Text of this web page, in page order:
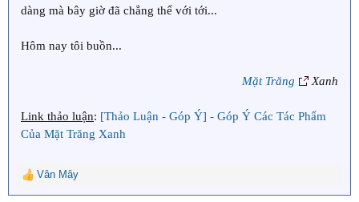
dàng mà bây giờ đã chẳng thể với tới...
Hôm nay tôi buồn...
Mặt Trăng Xanh
Link thảo luận: [Thảo Luận - Góp Ý] - Góp Ý Các Tác Phẩm
Của Mặt Trăng Xanh
R
e
Vân Mây